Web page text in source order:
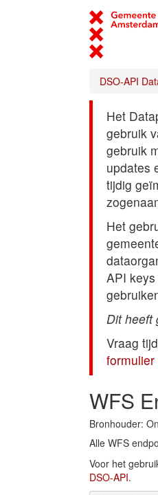
DSO-API
Het
gebruik
gebruik
updates
tijdig
Het
API
Dit heeft
Vraag
WFS
Bronhouder:
Alle WFS
Voor het
DSO-API.